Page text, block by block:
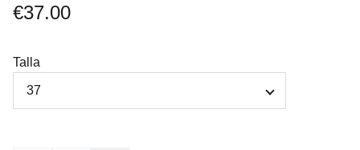
€37.00
Talla